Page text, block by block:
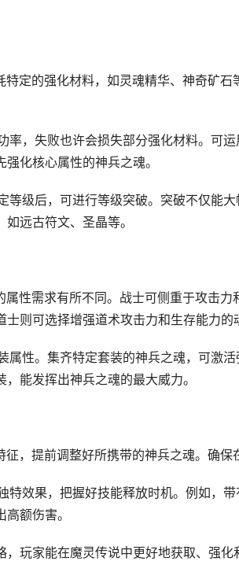
特定的强化材料，如灵魂精华、神奇矿
，失败也许会损失部分强化材料。可运
化核心属性的神兵之魂。
等级后，可进行等级突破。突破不仅能
远古符文、圣晶等。
性需求有所不同。战士可侧重于攻击
则可选择增强道术攻击力和生存能力的
属性。集齐特定套装的神兵之魂，可激
能发挥出神兵之魂的最大威力。
，提前调整好所携带的神兵之魂。确保
特效果，把握好技能释放时机。例如，
额伤害。
，玩家能在魔灵传说中更好地获取、强